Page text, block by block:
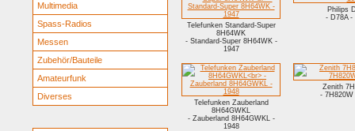
Multimedia
Spass-Radios
Messen
Zubehör/Bauteile
Amateurfunk
Diverses
Telefunken Standard-Super
8H64WK
- Standard-Super 8H64WK -
1947
Philips
- D78A -
Telefunken Zauberland
8H64GWKL
- Zauberland 8H64GWKL -
1948
Zenith
- 7H820W